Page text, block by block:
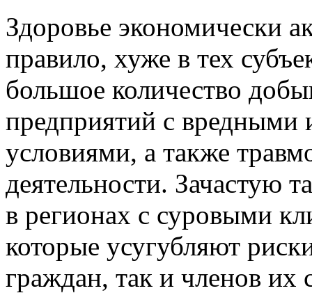
Здоровье экономически
правило, хуже в тех
большое количество
предприятий с вредными
условиями, а также
деятельности. Зачастую
в регионах с суровыми
которые усугубляют
граждан, так и членов их